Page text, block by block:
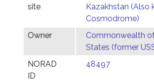
site
Kazakhstan (Also
Cosmodrome)
Owner
Commonwealth
States (former
NORAD
ID
48497